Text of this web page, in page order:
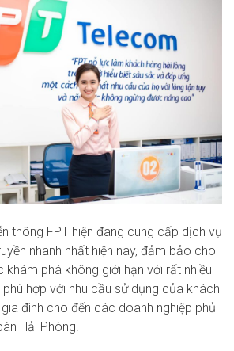
thông FPT hiện đang cung cấp dịch vụ
nhanh nhất hiện nay, đảm bảo cho
khám phá không giới hạn với rất nhiều
hợp với nhu cầu sử dụng của khách
đình cho đến các doanh nghiệp phủ
Hải Phòng.